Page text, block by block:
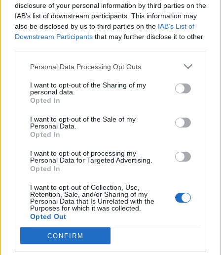
disclosure of your personal information by third parties on the
IAB’s list of downstream participants. This information may
also be disclosed by us to third parties on the IAB’s List of
Downstream Participants that may further disclose it to other
Personal Data Processing Opt Outs
I want to opt-out of the Sharing of my
personal data.
Opted In
I want to opt-out of the Sale of my
Personal Data.
Opted In
I want to opt-out of processing my
Personal Data for Targeted Advertising.
Opted In
I want to opt-out of Collection, Use,
Retention, Sale, and/or Sharing of my
Personal Data that Is Unrelated with the
Purposes for which it was collected.
Opted Out
CONFIRM
ΠΕΡΙΣΣΌΤΕΡΑ ΣΕ ΑΥΤΉ ΤΗΝ ΚΑΤΗΓΟΡΊΑ
ΜarketIn: Στα 318,75 εκατ.
18/11/2020 - 15:41
Κατά 183% Αυξήθηκε η
19/11/2020 - 09:49